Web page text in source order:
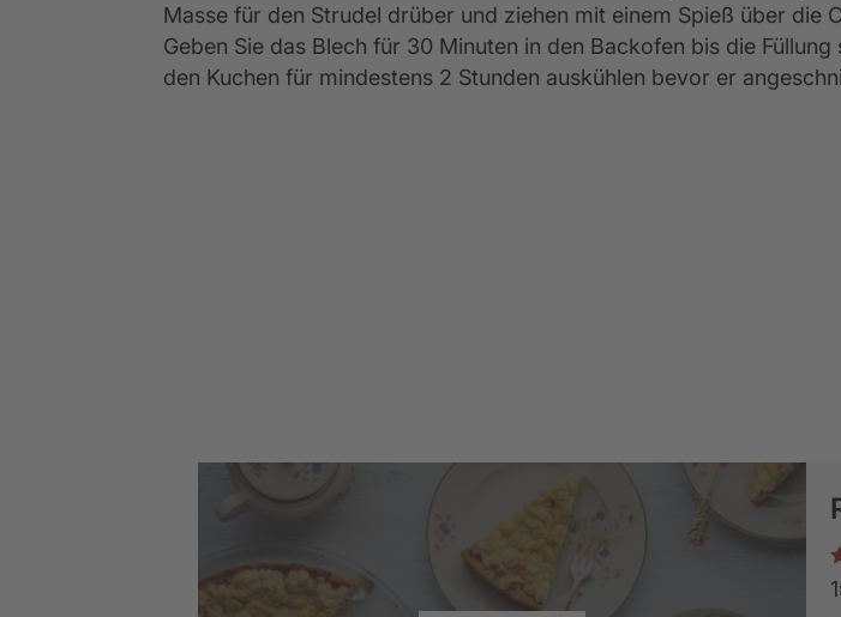
Masse für den Strudel drüber und ziehen mit einem Spieß über die
Geben Sie das Blech für 30 Minuten in den Backofen bis die
den Kuchen für mindestens 2 Stunden auskühlen bevor er
1